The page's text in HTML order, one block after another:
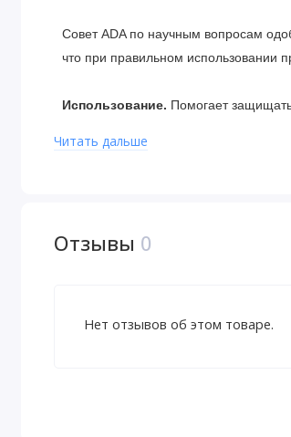
Совет ADA по научным вопросам
что при правильном использовании
Использование. Помогает
Рекомендации по применению
Не глотать.
Читать дальше
Отзывы 0
Нет отзывов об этом товаре.